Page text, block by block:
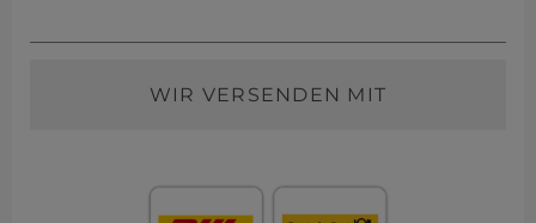
WIR VERSENDEN MIT